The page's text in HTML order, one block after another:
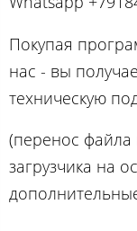
Покупая
нас - вы
техническую
(перенос
загрузчика на